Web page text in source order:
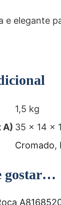
e elegante
1,5 kg
A) 35 × 14 ×
Cromado,
gostar…